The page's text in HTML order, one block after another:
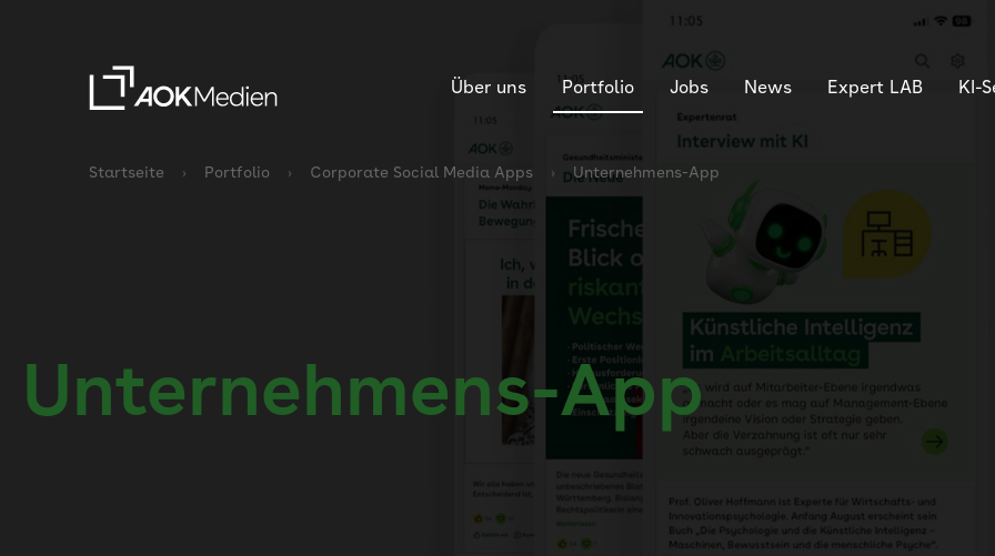
Über uns Portfolio Jobs News Expert LAB KI-
Startseite Portfolio Corporate Social Media Apps Unternehmens-App
Unternehmens-App